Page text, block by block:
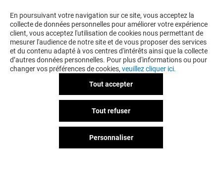
En poursuivant votre navigation sur ce site, vous acceptez la
collecte de données personnelles pour améliorer votre expérience
client, vous acceptez l'utilisation de cookies nous permettant de
mesurer l'audience de notre site et de vous proposer des services
et du contenu adapté à vos centres d'intérêts ainsi que la collecte
d’autres données personnelles. Pour plus d'informations ou pour
changer vos préférences de cookies, veuillez cliquer ici.
Tout accepter
Tout refuser
Personnaliser